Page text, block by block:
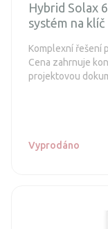
Hybrid Solax
systém na klíč
Komplexní řešení
Cena zahrnuje
projektovou
Vyprodáno